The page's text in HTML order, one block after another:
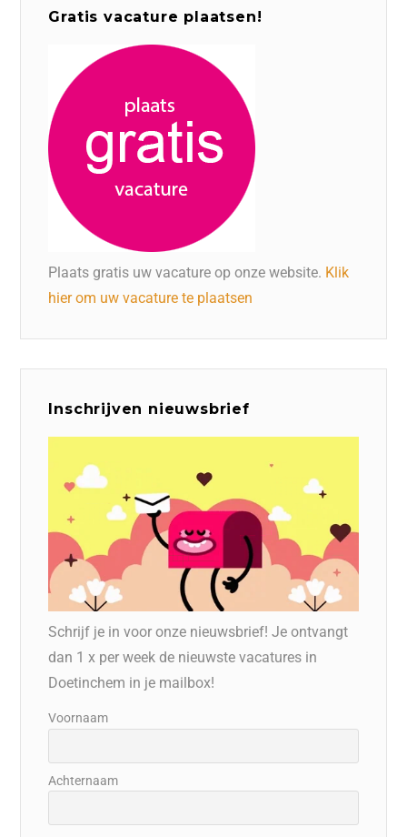
Gratis vacature plaatsen!
Plaats gratis uw vacature op onze website. Klik
hier om uw vacature te plaatsen
Inschrijven nieuwsbrief
Schrijf je in voor onze nieuwsbrief! Je ontvangt
dan 1 x per week de nieuwste vacatures in
Doetinchem in je mailbox!
Voornaam
Achternaam